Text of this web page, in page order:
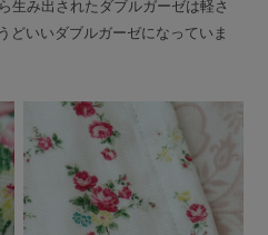
生み出されたダブルガーゼは軽さ
どいいダブルガーゼになっていま